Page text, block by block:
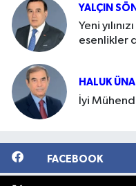
YALÇIN
Yeni
esenlikler
HALUK
İyi
FACEBOOK